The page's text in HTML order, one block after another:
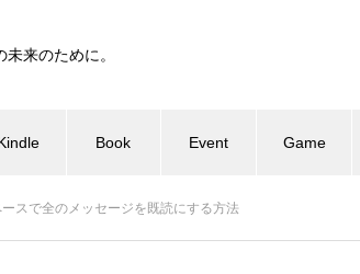
来のために。
Book Event Game
スで全のメッセージを既読にする方法